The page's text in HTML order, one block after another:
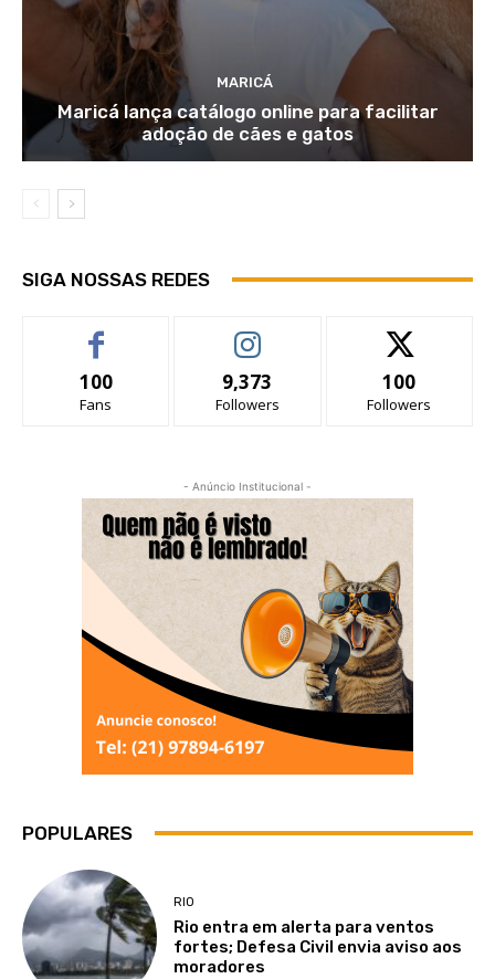
MARICÁ
Maricá lança catálogo online para facilitar
adoção de cães e gatos
SIGA NOSSAS REDES
100
Fans
9,373
Followers
100
Followers
- Anúncio Institucional -
POPULARES
RIO
Rio entra em alerta para ventos
fortes; Defesa Civil envia aviso aos
moradores